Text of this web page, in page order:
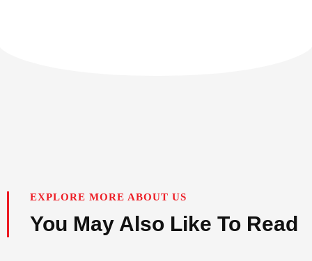
EXPLORE MORE ABOUT US
You May Also Like To Read